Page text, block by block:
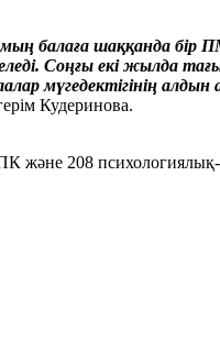
балаға шаққанда бір
Соңғы екі жылда
мүгедектігінің алдын
Кудеринова.
208 психологиялық-